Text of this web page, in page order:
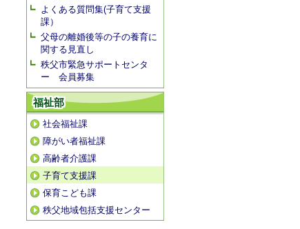
よくある質問集(子育て支援
課）
父母の離婚後等の子の養育に
関する見直し
秩父市緊急サポートセンタ
ー 会員募集
福祉部
社会福祉課
障がい者福祉課
高齢者介護課
子育て支援課
保育こども課
秩父地域包括支援センター